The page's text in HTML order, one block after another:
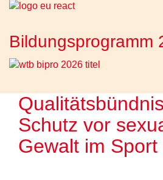
Bildungsprogramm
Schutz vor
Gewalt im Sport